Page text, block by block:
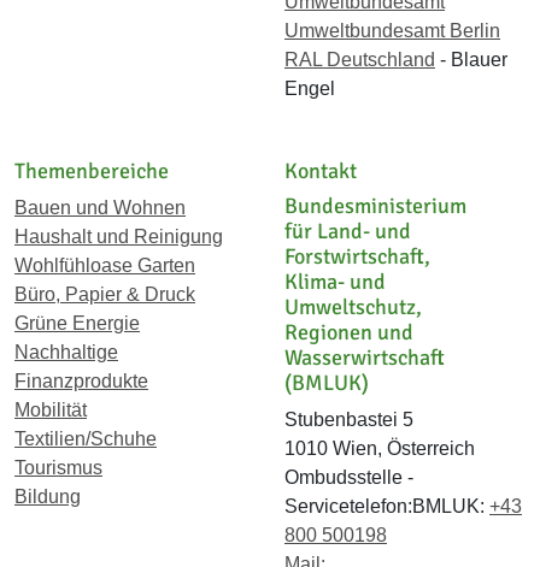
Umweltbundesamt Berlin
RAL Deutschland - Blauer
Engel
Themenbereiche
Bauen und Wohnen
Haushalt und Reinigung
Wohlfühloase Garten
Büro, Papier & Druck
Grüne Energie
Nachhaltige
Finanzprodukte
Mobilität
Textilien/Schuhe
Tourismus
Bildung
Kontakt
Bundesministerium
für Land- und
Forstwirtschaft,
Klima- und
Umweltschutz,
Regionen und
Wasserwirtschaft
(BMLUK)
Stubenbastei 5
1010 Wien, Österreich
Ombudsstelle -
Servicetelefon:BMLUK: +43
800 500198